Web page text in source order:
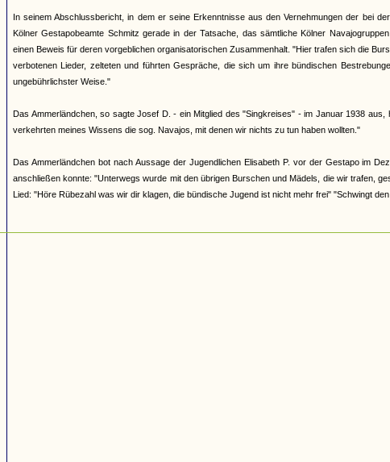
In seinem Abschlussbericht, in dem er seine Erkenntnisse aus den Vernehmungen der bei
Kölner Gestapobeamte Schmitz gerade in der Tatsache, das sämtliche Kölner
einen Beweis für deren vorgeblichen organisatorischen Zusammenhalt. "Hier trafen sich die
verbotenen Lieder, zelteten und führten Gespräche, die sich um ihre bündischen
ungebührlichster Weise."
Das Ammerländchen, so sagte Josef D. - ein Mitglied des "Singkreises" - im Januar 1938
verkehrten meines Wissens die sog. Navajos, mit denen wir nichts zu tun haben wollten."
Das Ammerländchen bot nach Aussage der Jugendlichen Elisabeth P. vor der Gestapo im
anschließen konnte: "Unterwegs wurde mit den übrigen Burschen und Mädels, die wir trafen,
Lied: "Höre Rübezahl was wir dir klagen, die bündische Jugend ist nicht mehr frei" "Schwingt